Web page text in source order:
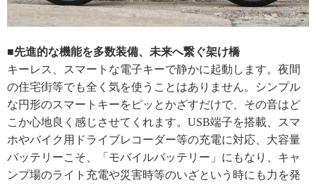
■先進的な機能を多数装備、未来へ繋ぐ架け橋
キーレス、スマートな電子キーで静かに起動します。夜間
の住宅街等でも全く気を使うことはありません。シンプル
な円形のスマートキーをピッとかざすだけで、その音はど
こか心地良く感じさせてくれます。USB端子を搭載、スマ
ホやバイク用ドライブレコーダー等の充電に対応、大容量
バッテリーこそ、「モバイルバッテリー」にもなり、キャ
ンプ場のライト充電や災害時等のいざという時にも力を発